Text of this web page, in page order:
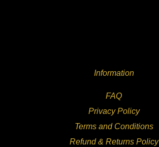
Information
FAQ
Privacy Policy
Terms and Conditions
Refund & Returns Policy